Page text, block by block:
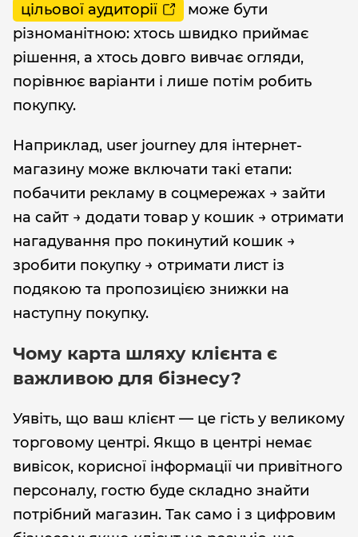
цільової аудиторії
може бути
різноманітною: хтось швидко приймає
рішення, а хтось довго вивчає огляди,
порівнює варіанти і лише потім робить
покупку.
Наприклад, user journey для інтернет-
магазину може включати такі етапи:
побачити рекламу в соцмережах → зайти
на сайт → додати товар у кошик → отримати
нагадування про покинутий кошик →
зробити покупку → отримати лист із
подякою та пропозицією знижки на
наступну покупку.
Чому карта шляху клієнта є
важливою для бізнесу?
Уявіть, що ваш клієнт — це гість у великому
торговому центрі. Якщо в центрі немає
вивісок, корисної інформації чи привітного
персоналу, гостю буде складно знайти
потрібний магазин. Так само і з цифровим